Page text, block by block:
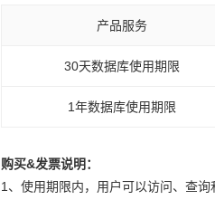
产品服务
30天数据库使用期限
1年数据库使用期限
购买&发票说明：
1、使用期限内，用户可以访问、查